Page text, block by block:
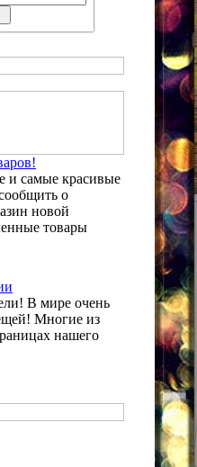
и самые красивые
о
новой
товары
В мире очень
Многие из
нашего